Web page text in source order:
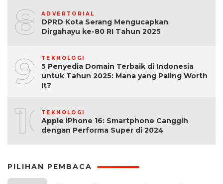
8 ADVERTORIAL
DPRD Kota Serang Mengucapkan
Dirgahayu ke-80 RI Tahun 2025
9 TEKNOLOGI
5 Penyedia Domain Terbaik di Indonesia
untuk Tahun 2025: Mana yang Paling Worth
It?
10TEKNOLOGI
Apple iPhone 16: Smartphone Canggih
dengan Performa Super di 2024
PILIHAN PEMBACA